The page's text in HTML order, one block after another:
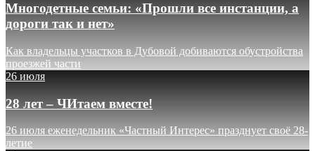
Многодетные семьи: «Прошли все инстанции, а
дороги так и нет»
Как владельцы участков в Дубовой добиваются обустройства
проезжей части
26 июля
28 лет – ЧИтаем вместе!
26 июля еженедельник «Частный Интерес» празднует своё 28-
летие